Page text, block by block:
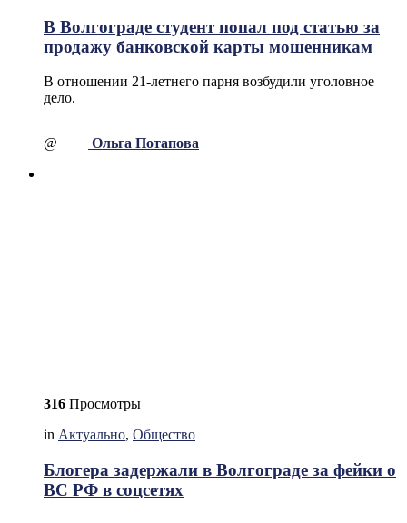
В Волгограде студент попал под статью за
продажу банковской карты мошенникам
В отношении 21-летнего парня возбудили уголовное
дело.
@ Ольга Потапова
316 Просмотры
in Актуально, Общество
Блогера задержали в Волгограде за фейки о
ВС РФ в соцсетях